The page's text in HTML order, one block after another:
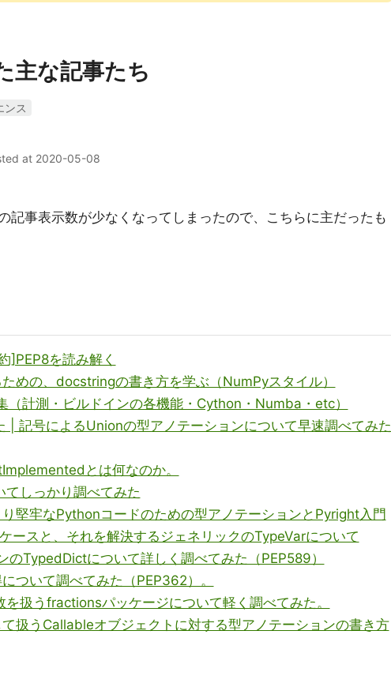
主な記事たち
ンス
at 2020-05-08
記事表示数が少なくなってしまったので、こちらに主だったも
]PEP8を読み解く
めの、docstringの書き方を学ぶ（NumPyスタイル）
（計測・ビルドインの各機能・Cython・Numba・etc）
| 記号によるUnionの型アノテーションについて早速調べてみた
とは何なのか。
しっかり調べてみた
堅牢なPythonコードのための型アノテーションとPyright入門
ースと、それを解決するジェネリックのTypeVarについて
TypedDictについて詳しく調べてみた（PEP589）
ついて調べてみた（PEP362）。
扱うfractionsパッケージについて軽く調べてみた。
扱うCallableオブジェクトに対する型アノテーションの書き方